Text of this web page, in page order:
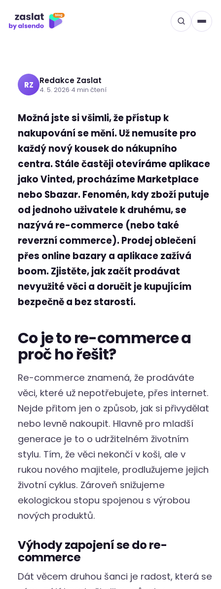
obsah
dalších online bazarech?
Posílejte balíčky efektivně
a bezpečně
RZ Redakce Zaslat
4. 5. 2026·4 min čtení
Možná jste si všimli, že přístup k
nakupování se mění. Už nemusíte pro
každý nový kousek do nákupního
centra. Stále častěji otevíráme aplikace
jako Vinted, procházíme Marketplace
nebo Sbazar. Fenomén, kdy zboží putuje
od jednoho uživatele k druhému, se
nazývá re-commerce (nebo také
reverzní commerce). Prodej oblečení
přes online bazary a aplikace zažívá
boom. Zjistěte, jak začít prodávat
nevyužité věci a doručit je kupujícím
bezpečně a bez starostí.
Co je to re-commerce a
proč ho řešit?
Re-commerce znamená, že prodáváte
věci, které už nepotřebujete, přes internet.
Nejde přitom jen o způsob, jak si přivydělat
nebo levně nakoupit. Hlavně pro mladší
generace je to o udržitelném životním
stylu. Tím, že věci nekončí v koši, ale v
rukou nového majitele, prodlužujeme jejich
životní cyklus. Zároveň snižujeme
ekologickou stopu spojenou s výrobou
nových produktů.
Výhody zapojení se do re-
commerce
Dát věcem druhou šanci je radost, která se